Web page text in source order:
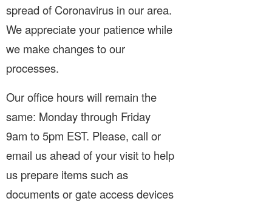
spread of Coronavirus in our area.
We appreciate your patience while
we make changes to our
processes.
Our office hours will remain the
same: Monday through Friday
9am to 5pm EST. Please, call or
email us ahead of your visit to help
us prepare items such as
documents or gate access devices